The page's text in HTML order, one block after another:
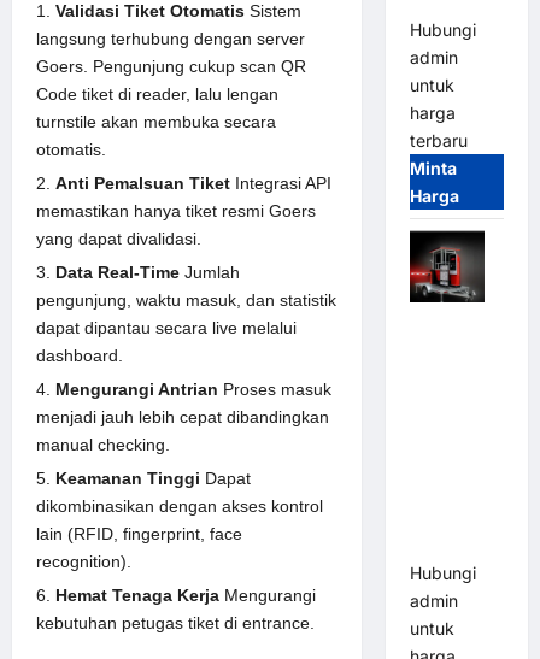
Validasi Tiket Otomatis Sistem
langsung terhubung dengan server
Goers. Pengunjung cukup scan QR
Code tiket di reader, lalu lengan
turnstile akan membuka secara
otomatis.
Anti Pemalsuan Tiket Integrasi API
memastikan hanya tiket resmi Goers
yang dapat divalidasi.
Data Real-Time Jumlah
pengunjung, waktu masuk, dan statistik
dapat dipantau secara live melalui
dashboard.
Mengurangi Antrian Proses masuk
menjadi jauh lebih cepat dibandingkan
manual checking.
Keamanan Tinggi Dapat
dikombinasikan dengan akses kontrol
lain (RFID, fingerprint, face
recognition).
Hemat Tenaga Kerja Mengurangi
kebutuhan petugas tiket di entrance.
Hubungi
admin
untuk
harga
terbaru
Minta
Harga
Hubungi
admin
untuk